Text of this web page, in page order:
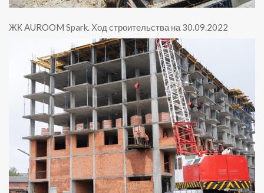
ЖК AUROOM Spark. Ход строительства на 30.09.2022